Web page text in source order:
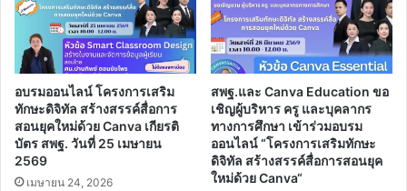
การ
นอก
ระบบ
และ
การ
ศึกษา
ตาม
อัธยาศัย
อำเภอ
อบรมออนไลน์ โครงการเสริม
ทักษะดิจิทัล สร้างสรรค์สื่อการ
สอนยุคใหม่ด้วย Canva เกียรติ
บัตร สพฐ. วันที่ 25 เมษายน
2569
เมษายน 24, 2026
สพฐ.และ Canva Education ขอ
เชิญผู้บริหาร ครู และบุคลากร
ทางการศึกษา เข้าร่วมอบรม
ออนไลน์ “โครงการเสริมทักษะ
ดิจิทัล สร้างสรรค์สื่อการสอนยุค
ใหม่ด้วย Canva“